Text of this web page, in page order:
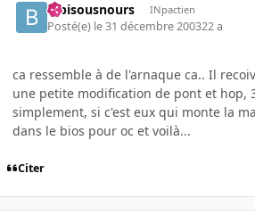
bibisousnours INpactien
Posté(e) le 31 décembre 200322 a
ca ressemble à de l'arnaque ca.. Il
une petite modification de pont et hop,
simplement, si c'est eux qui monte la
dans le bios pour oc et voilà...
Citer